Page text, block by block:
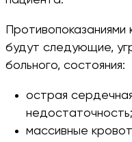
Противопоказаниями
будут следующие,
больного, состояния:
острая
недостаточность;
массивные